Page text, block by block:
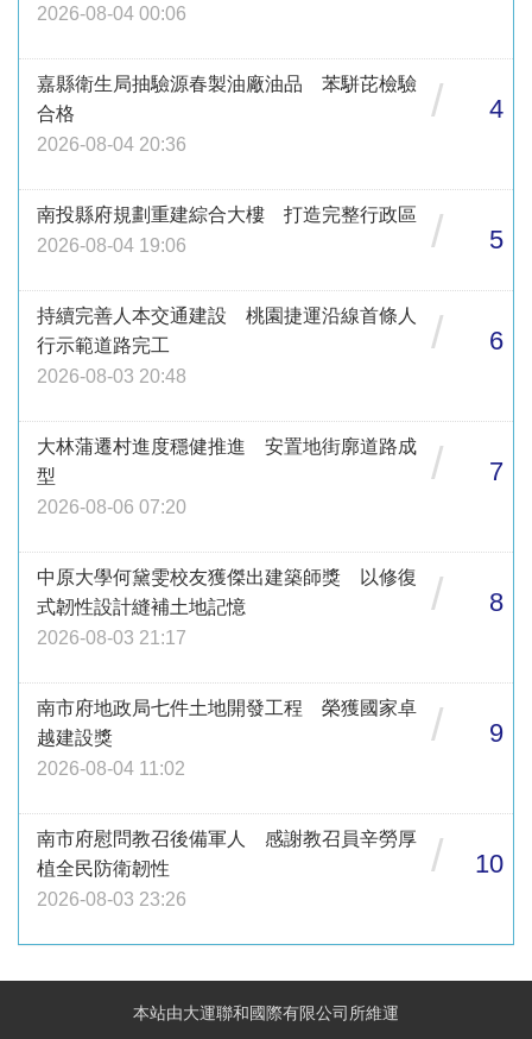
2026-08-04 00:06
嘉縣衛生局抽驗源春製油廠油品 苯駢芘檢驗
合格
2026-08-04 20:36
/ 4
南投縣府規劃重建綜合大樓 打造完整行政區
2026-08-04 19:06
/ 5
持續完善人本交通建設 桃園捷運沿線首條人
行示範道路完工
2026-08-03 20:48
/ 6
大林蒲遷村進度穩健推進 安置地街廓道路成
型
2026-08-06 07:20
/ 7
中原大學何黛雯校友獲傑出建築師獎 以修復
式韌性設計縫補土地記憶
2026-08-03 21:17
/ 8
南市府地政局七件土地開發工程 榮獲國家卓
越建設獎
2026-08-04 11:02
/ 9
南市府慰問教召後備軍人 感謝教召員辛勞厚
植全民防衛韌性
2026-08-03 23:26
/ 10
本站由大運聯和國際有限公司所維運